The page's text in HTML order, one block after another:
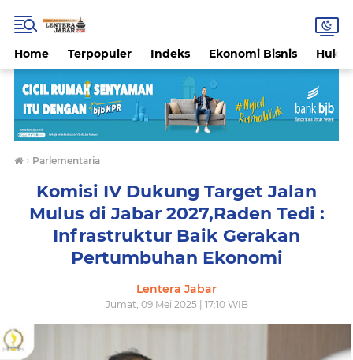
Home Terpopuler Indeks Ekonomi Bisnis
› Parlementaria
Komisi IV Dukung Target Jalan
Mulus di Jabar 2027,Raden Tedi :
Infrastruktur Baik Gerakan
Pertumbuhan Ekonomi
Lentera Jabar
Jumat, 09 Mei 2025 | 17:10 WIB